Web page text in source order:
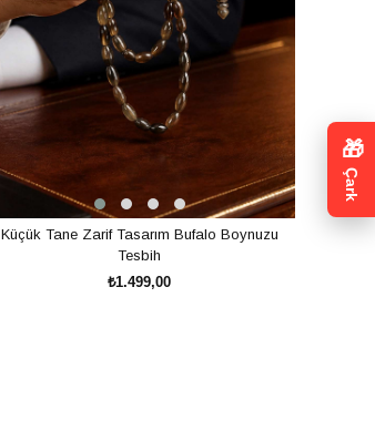
Küçük Tane Zarif Tasarım Bufalo Boynuzu
Tesbih
₺1.499,00
🎁
Çark